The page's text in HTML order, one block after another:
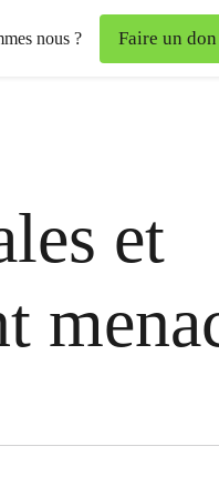
nous ? Faire un don
et